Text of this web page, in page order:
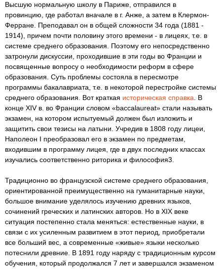
Высшую нормальную школу в Париже, отправился в
провинцию, где работал вначале в г. Анже, а затем в Клермон-
Ферране. Преподавал он в общей сложности 34 года (1881 -
1914), причем почти половину этого времени - в лицеях, т.е. в
системе среднего образования. Поэтому его непосредственно
затронули дискуссии, проходившие в эти годы во Франции и
посвященные вопросу о необходимости реформ в сфере
образования. Суть проблемы состояла в пересмотре
программы бакалавриата, т.е. в некоторой перестройке системы
среднего образования. Вот краткая историческая справка . В
конце XIV в. во Франции словом «baccalaureat» стали называть
экзамен, на котором испытуемый должен был изложить и
защитить свои тезисы на латыни. Учредив в 1808 году лицеи,
Наполеон I преобразовал его в экзамен по предметам,
входившим в программу лицея, где в двух последних классах
изучались соответственно риторика и философия3.
Традиционно во французской системе среднего образования,
ориентированной преимущественно на гуманитарные науки,
большое внимание уделялось изучению древних языков,
сочинений греческих и латинских авторов. Но в XIX веке
ситуация постепенно стала меняться: естественные науки, в
связи с их усиленным развитием в этот период, приобретали
все больший вес, а современные «живые» языки несколько
потеснили древние. В 1891 году наряду с традиционным курсом
обучения, который продолжался 7 лет и завершался экзаменом